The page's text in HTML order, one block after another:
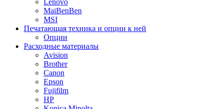
Lenovo
MaiBenBen
MSI
Печатающая техника и опции к ней
Опции
Расходные материалы
Avision
Brother
Canon
Epson
Fujifilm
HP